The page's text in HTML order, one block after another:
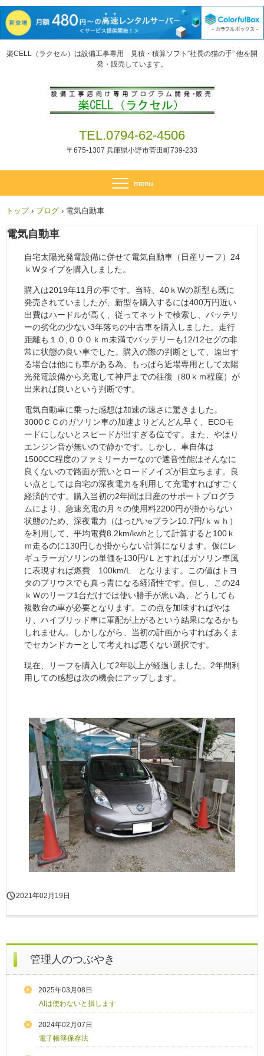
楽CELL（ラクセル）は設備工事専用 見積・積算ソフト”社長の猫の手” 他を開
発・販売しています。
TEL.0794-62-4506
〒675-1307 兵庫県小野市菅田町739-233
トップ › ブログ › 電気自動車
電気自動車
自宅太陽光発電設備に併せて電気自動車（日産リーフ）24
ｋWタイプを購入しました。
購入は2019年11月の事です。当時、40ｋWの新型も既に
発売されていましたが、新型を購入するには400万円近い
出費はハードルが高く、従ってネットで検索し、バッテリ
ーの劣化の少ない3年落ちの中古車を購入しました。走行
距離も１０,０００ｋｍ未満でバッテリーも12/12セグの非
常に状態の良い車でした。購入の際の判断として、遠出す
る場合は他にも車がある為、もっぱら近場専用として太陽
光発電設備から充電して神戸までの往復（80ｋｍ程度）が
出来れば良いという判断です。
電気自動車に乗った感想は加速の速さに驚きました。
3000ＣＣのガソリン車の加速よりどんどん早く、ECOモ
ードにしないとスピードが出すぎる位です。また、やはり
エンジン音が無いので静かです。しかし、車自体は
1500CC程度のファミリーカーなので遮音性能はそんなに
良くないので路面が荒いとロードノイズが目立ちます。良
い点としては自宅の深夜電力を利用して充電すればすごく
経済的です。購入当初の2年間は日産のサポートプログラ
ムにより、急速充電の月々の使用料2200円が掛からない
状態のため、深夜電力（はっぴいeプラン10.7円/ｋｗｈ）
を利用して、平均電費8.2km/kwhとして計算すると100ｋ
ｍ走るのに130円しか掛からない計算になります。仮にレ
ギュラーガソリンの単価を130円/Ｌとすればガソリン車風
に表現すれば燃費 100km/L となります。この値はトヨ
タのプリウスでも真っ青になる経済性です。但し、この24
ｋＷのリーフ1台だけでは使い勝手が悪い為、どうしても
複数台の車が必要となります。この点を加味すればやは
り、ハイブリッド車に軍配が上がるという結果になるかも
しれません。しかしながら、当初の計画からすればあくま
でセカンドカーとして考えれば悪くない選択です。
現在、リーフを購入して2年以上が経過しました。2年間利
用しての感想は次の機会にアップします。
2021年02月19日
管理人のつぶやき
2025年03月08日
AIは使わないと損します
2024年02月07日
電子帳簿保存法